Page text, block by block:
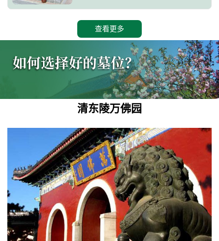
查看更多
清东陵万佛园